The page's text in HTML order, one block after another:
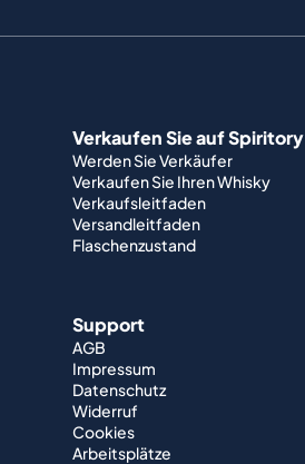
Verkaufen Sie auf Spiritory
Werden Sie Verkäufer
Verkaufen Sie Ihren Whisky
Verkaufsleitfaden
Versandleitfaden
Flaschenzustand
Support
AGB
Impressum
Datenschutz
Widerruf
Cookies
Arbeitsplätze